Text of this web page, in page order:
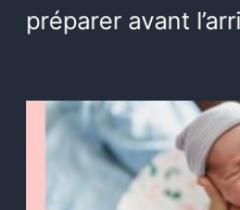
préparer avant